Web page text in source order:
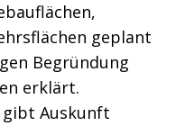
geplant
Begründung
erklärt.
gibt Auskunft